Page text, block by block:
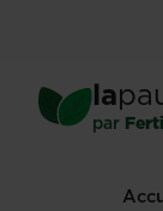
content
la
par